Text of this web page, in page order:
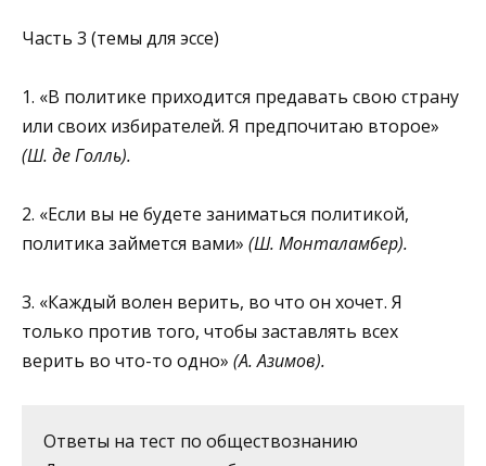
Часть 3 (темы для эссе)
1. «В политике приходится предавать свою страну
или своих избирателей. Я предпочитаю второе»
(Ш. де Голль).
2. «Если вы не будете заниматься политикой,
политика зай­мется вами» (Ш. Монталамбер).
3. «Каждый волен верить, во что он хочет. Я
только против то­го, чтобы заставлять всех
верить во что-то одно» (А. Азимов).
Ответы на тест по обществознанию